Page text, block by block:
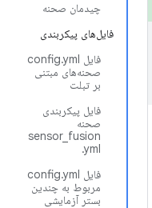
چیدمان صحنه
فایل‌های پیکربندی
فایل config.yml
صحنه‌های مبتنی
بر تبلت
فایل پیکربندی
صحنه
sensor_fusion
.yml
فایل config.yml
مربوط به چندین
بستر آزمایشی